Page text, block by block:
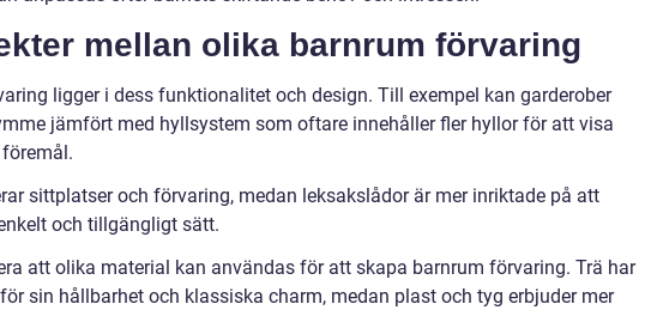
mellan olika barnrum förvaring
ligger i dess funktionalitet och design. Till exempel kan garderober
jämfört med hyllsystem som oftare innehåller fler hyllor för att visa
sittplatser och förvaring, medan leksakslådor är mer inriktade på att
och tillgängligt sätt.
att olika material kan användas för att skapa barnrum förvaring. Trä har
sin hållbarhet och klassiska charm, medan plast och tyg erbjuder mer